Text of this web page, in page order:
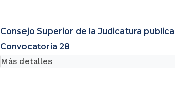
Consejo Superior de la Judicatura
Convocatoria 28
Más detalles